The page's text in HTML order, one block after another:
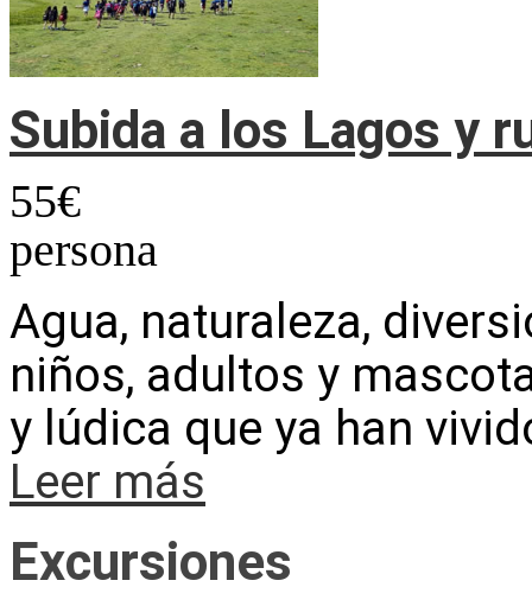
Subida a los Lagos y
55€
persona
Agua, naturaleza,
niños, adultos y
y lúdica que ya han
Leer más
Excursiones